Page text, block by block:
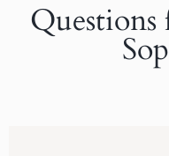
Questions